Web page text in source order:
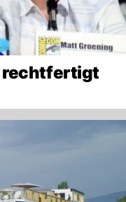
rechtfertigt